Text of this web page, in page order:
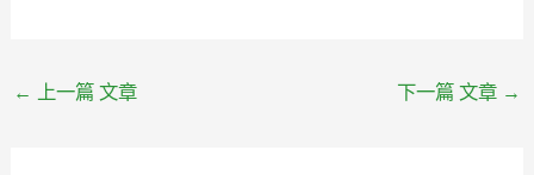
← 上一篇 文章 下一篇 文章 →